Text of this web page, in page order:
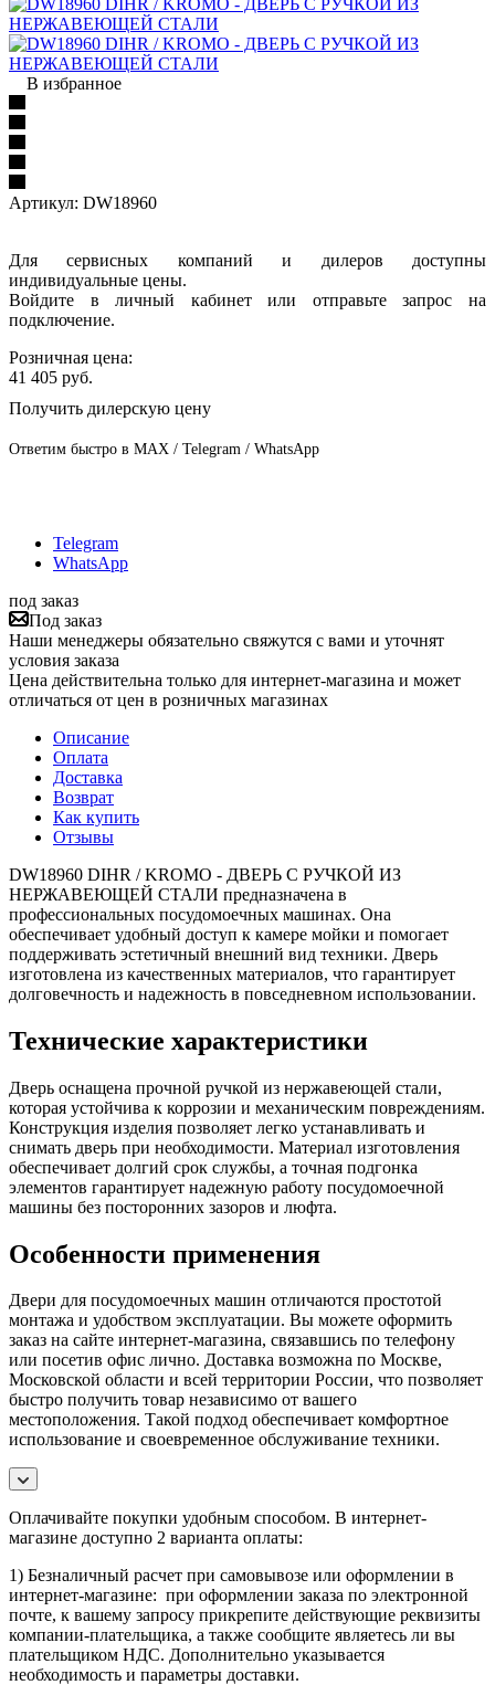
В избранное
Артикул: DW18960
Для сервисных компаний и дилеров доступны
индивидуальные цены.
Войдите в личный кабинет или отправьте запрос на
подключение.
Розничная цена:
41 405 руб.
Получить дилерскую цену
Ответим быстро в MAX / Telegram / WhatsApp
Telegram
WhatsApp
под заказ
Под заказ
Наши менеджеры обязательно свяжутся с вами и уточнят
условия заказа
Цена действительна только для интернет-магазина и может
отличаться от цен в розничных магазинах
Описание
Оплата
Доставка
Возврат
Как купить
Отзывы
DW18960 DIHR / KROMO - ДВЕРЬ С РУЧКОЙ ИЗ
НЕРЖАВЕЮЩЕЙ СТАЛИ предназначена в
профессиональных посудомоечных машинах. Она
обеспечивает удобный доступ к камере мойки и помогает
поддерживать эстетичный внешний вид техники. Дверь
изготовлена из качественных материалов, что гарантирует
долговечность и надежность в повседневном использовании.
Технические характеристики
Дверь оснащена прочной ручкой из нержавеющей стали,
которая устойчива к коррозии и механическим повреждениям.
Конструкция изделия позволяет легко устанавливать и
снимать дверь при необходимости. Материал изготовления
обеспечивает долгий срок службы, а точная подгонка
элементов гарантирует надежную работу посудомоечной
машины без посторонних зазоров и люфта.
Особенности применения
Двери для посудомоечных машин отличаются простотой
монтажа и удобством эксплуатации. Вы можете оформить
заказ на сайте интернет-магазина, связавшись по телефону
или посетив офис лично. Доставка возможна по Москве,
Московской области и всей территории России, что позволяет
быстро получить товар независимо от вашего
местоположения. Такой подход обеспечивает комфортное
использование и своевременное обслуживание техники.
Оплачивайте покупки удобным способом. В интернет-
магазине доступно 2 варианта оплаты:
1) Безналичный расчет при самовывозе или оформлении в
интернет-магазине: при оформлении заказа по электронной
почте, к вашему запросу прикрепите действующие реквизиты
компании-плательщика, а также сообщите являетесь ли вы
плательщиком НДС. Дополнительно указывается
необходимость и параметры доставки.